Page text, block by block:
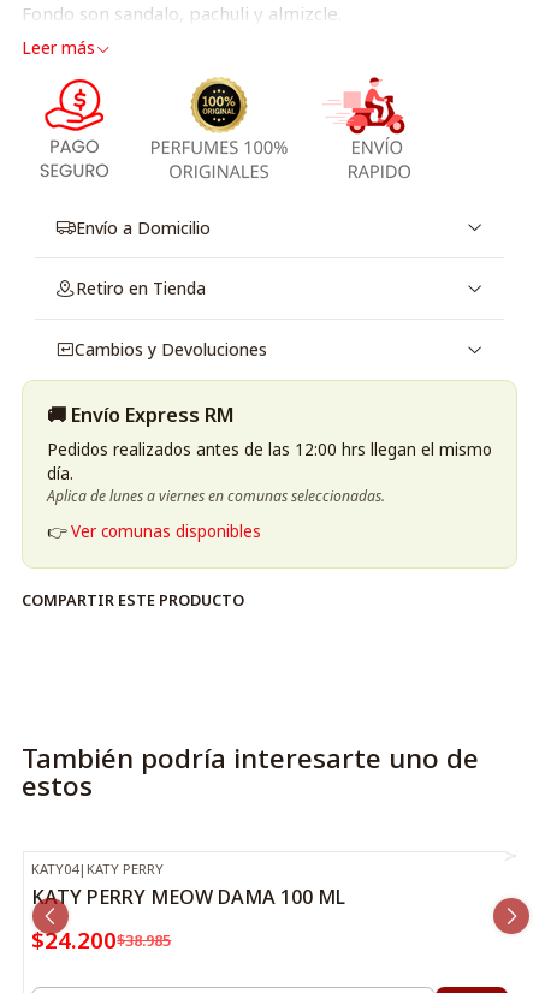
Fondo son sandalo, pachuli y almizcle.
Leer más
Envío a Domicilio
Retiro en Tienda
Cambios y Devoluciones
🚚 Envío Express RM
Pedidos realizados antes de las 12:00 hrs llegan el mismo
día.
Aplica de lunes a viernes en comunas seleccionadas.
👉Ver comunas disponibles
COMPARTIR ESTE PRODUCTO
También podría interesarte uno de
estos
-38%OFF
KATY04| KATY PERRY
KATY PERRY MEOW DAMA 100 ML
$24.200$38.985